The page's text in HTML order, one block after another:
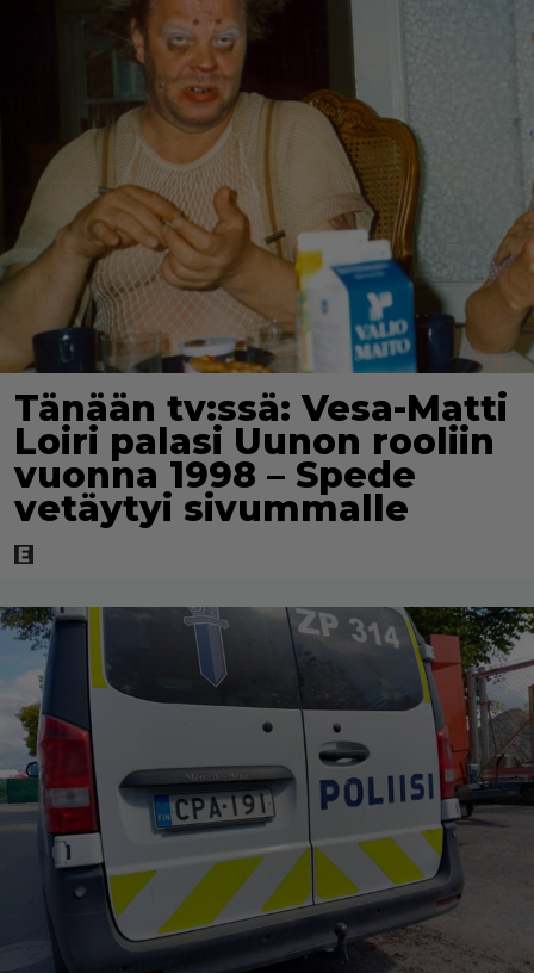
Tänään tv:ssä: Vesa-Matti
Loiri palasi Uunon rooliin
vuonna 1998 – Spede
vetäytyi sivummalle